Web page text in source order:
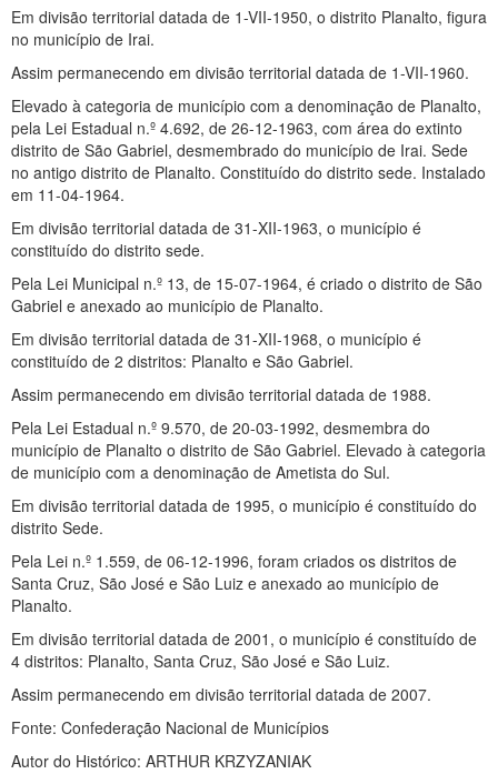
Em divisão territorial datada de 1-VII-1950, o distrito Planalto, figura
no município de Irai.
Assim permanecendo em divisão territorial datada de 1-VII-1960.
Elevado à categoria de município com a denominação de Planalto,
pela Lei Estadual n.º 4.692, de 26-12-1963, com área do extinto
distrito de São Gabriel, desmembrado do município de Irai. Sede
no antigo distrito de Planalto. Constituído do distrito sede. Instalado
em 11-04-1964.
Em divisão territorial datada de 31-XII-1963, o município é
constituído do distrito sede.
Pela Lei Municipal n.º 13, de 15-07-1964, é criado o distrito de São
Gabriel e anexado ao município de Planalto.
Em divisão territorial datada de 31-XII-1968, o município é
constituído de 2 distritos: Planalto e São Gabriel.
Assim permanecendo em divisão territorial datada de 1988.
Pela Lei Estadual n.º 9.570, de 20-03-1992, desmembra do
município de Planalto o distrito de São Gabriel. Elevado à categoria
de município com a denominação de Ametista do Sul.
Em divisão territorial datada de 1995, o município é constituído do
distrito Sede.
Pela Lei n.º 1.559, de 06-12-1996, foram criados os distritos de
Santa Cruz, São José e São Luiz e anexado ao município de
Planalto.
Em divisão territorial datada de 2001, o município é constituído de
4 distritos: Planalto, Santa Cruz, São José e São Luiz.
Assim permanecendo em divisão territorial datada de 2007.
Fonte: Confederação Nacional de Municípios
Autor do Histórico: ARTHUR KRZYZANIAK